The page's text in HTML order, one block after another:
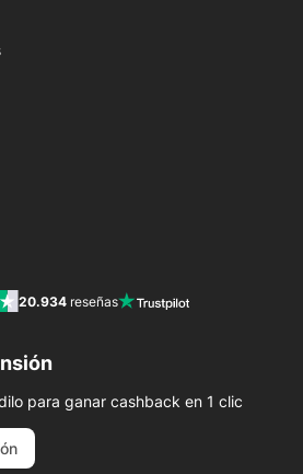
20.934 reseñas
para ganar cashback en 1 clic